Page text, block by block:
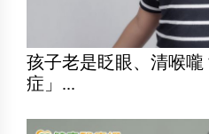
孩子老是眨眼、清喉
症」...